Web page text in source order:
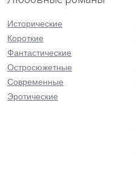
Исторические
Короткие
Фантастические
Остросюжетные
Современные
Эротические